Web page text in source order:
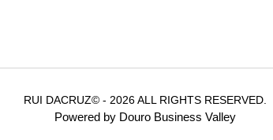
RUI DACRUZ© - 2026 ALL RIGHTS RESERVED.
Powered by Douro Business Valley